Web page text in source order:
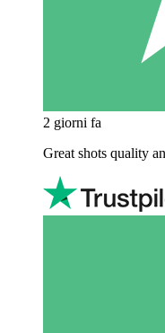
2 giorni fa
Great shots quality